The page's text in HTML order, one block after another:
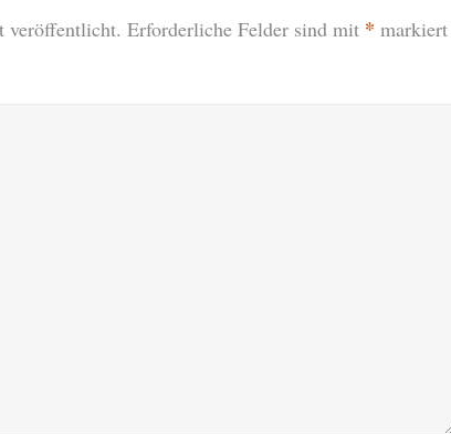
veröffentlicht. Erforderliche Felder sind mit * markiert